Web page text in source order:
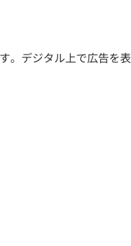
デジタル上で広告を